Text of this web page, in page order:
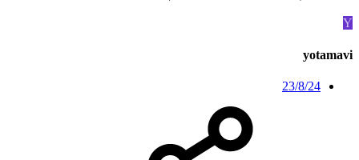
Y
yotamavi
23/8/24